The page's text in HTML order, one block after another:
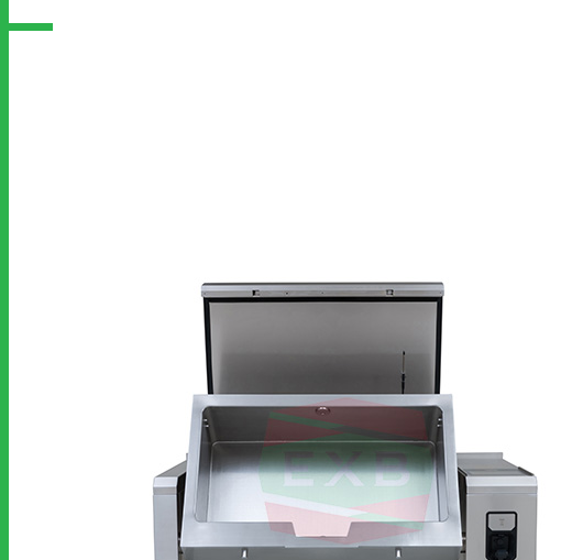
ตู้แช่เย็นและตู้แช่แข็ง
เครื่องล้างจาน
เครื่องทำน้ำแข็ง
เครื่องปั่นแบบมือถือ